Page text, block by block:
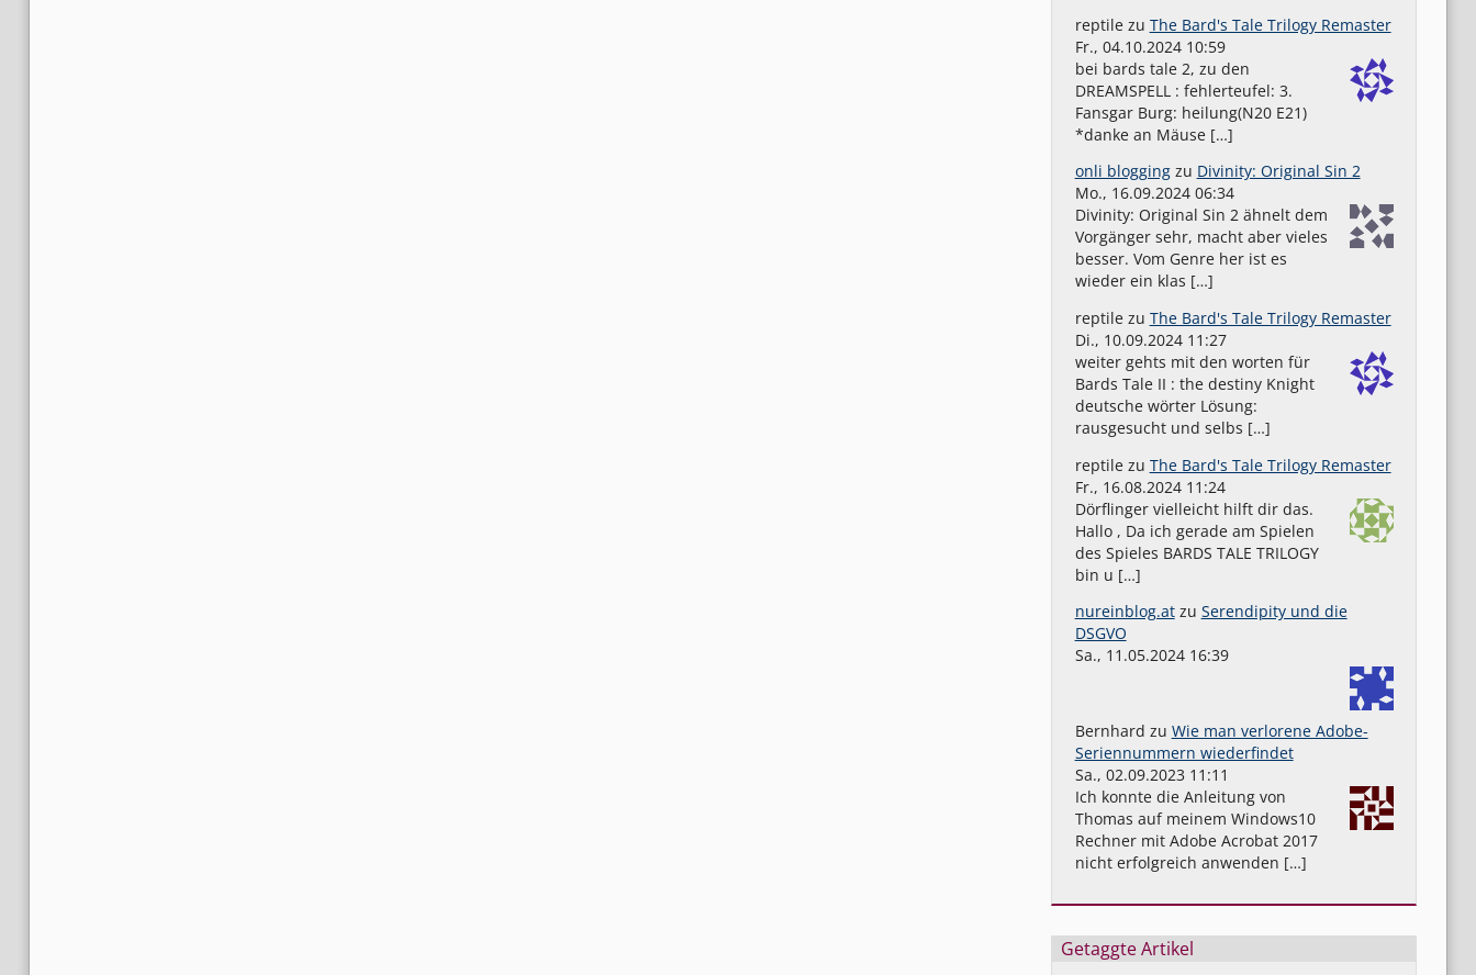
reptilezu The Bard's Tale Trilogy Remaster
Fr., 04.10.2024 10:59
bei bards tale 2, zu den
DREAMSPELL : fehlerteufel: 3.
Fansgar Burg: heilung(N20 E21)
*danke an Mäuse […]
onli bloggingzu Divinity: Original Sin 2
Mo., 16.09.2024 06:34
Divinity: Original Sin 2 ähnelt dem
Vorgänger sehr, macht aber vieles
besser. Vom Genre her ist es
wieder ein klas […]
reptilezu The Bard's Tale Trilogy Remaster
Di., 10.09.2024 11:27
weiter gehts mit den worten für
Bards Tale II : the destiny Knight
deutsche wörter Lösung:
rausgesucht und selbs […]
reptilezu The Bard's Tale Trilogy Remaster
Fr., 16.08.2024 11:24
Dörflinger vielleicht hilft dir das.
Hallo , Da ich gerade am Spielen
des Spieles BARDS TALE TRILOGY
bin u […]
nureinblog.atzu Serendipity und die
DSGVO
Sa., 11.05.2024 16:39
Bernhard zu Wie man verlorene Adobe-
Seriennummern wiederfindet
Sa., 02.09.2023 11:11
Ich konnte die Anleitung von
Thomas auf meinem Windows10
Rechner mit Adobe Acrobat 2017
nicht erfolgreich anwenden […]
Getaggte Artikel